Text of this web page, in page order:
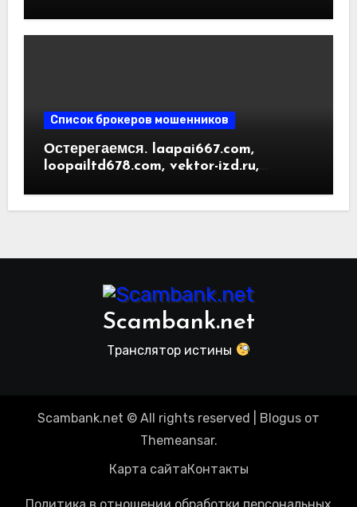
Список брокеров мошенников
Остерегаемся. laapai667.com,
loopailtd678.com, vektor-izd.ru,
видом инвест проектов. Отзывы
Scambank.net
Транслятор истины
Scambank.net © All rights reserved Blogus от
Themeansar.
Карта сайтаКонтакты